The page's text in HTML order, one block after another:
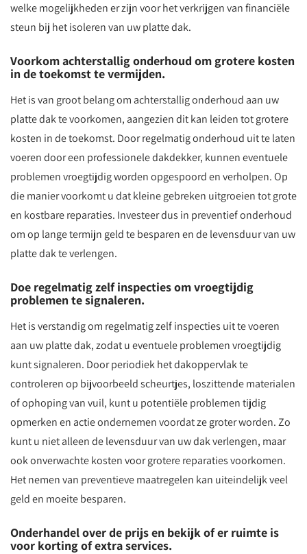
welke mogelijkheden er zijn voor het verkrijgen van financiële
steun bij het isoleren van uw platte dak.
Voorkom achterstallig onderhoud om grotere kosten
in de toekomst te vermijden.
Het is van groot belang om achterstallig onderhoud aan uw
platte dak te voorkomen, aangezien dit kan leiden tot grotere
kosten in de toekomst. Door regelmatig onderhoud uit te laten
voeren door een professionele dakdekker, kunnen eventuele
problemen vroegtijdig worden opgespoord en verholpen. Op
die manier voorkomt u dat kleine gebreken uitgroeien tot grote
en kostbare reparaties. Investeer dus in preventief onderhoud
om op lange termijn geld te besparen en de levensduur van uw
platte dak te verlengen.
Doe regelmatig zelf inspecties om vroegtijdig
problemen te signaleren.
Het is verstandig om regelmatig zelf inspecties uit te voeren
aan uw platte dak, zodat u eventuele problemen vroegtijdig
kunt signaleren. Door periodiek het dakoppervlak te
controleren op bijvoorbeeld scheurtjes, loszittende materialen
of ophoping van vuil, kunt u potentiële problemen tijdig
opmerken en actie ondernemen voordat ze groter worden. Zo
kunt u niet alleen de levensduur van uw dak verlengen, maar
ook onverwachte kosten voor grotere reparaties voorkomen.
Het nemen van preventieve maatregelen kan uiteindelijk veel
geld en moeite besparen.
Onderhandel over de prijs en bekijk of er ruimte is
voor korting of extra services.